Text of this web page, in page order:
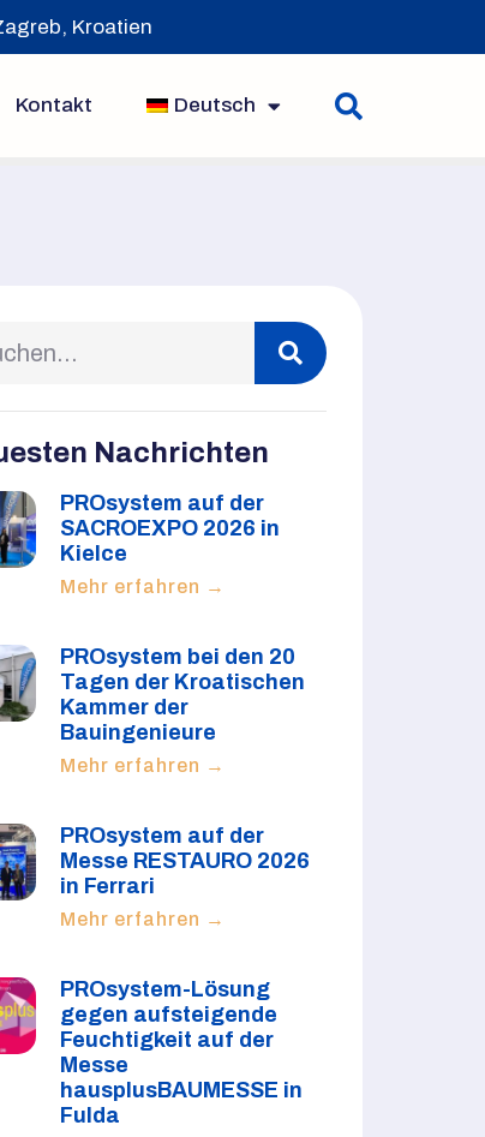
Kroatien
Kontakt Deutsch
Nachrichten
PROsystem auf der
SACROEXPO 2026 in
Kielce
Mehr erfahren →
PROsystem bei den 20
Tagen der Kroatischen
Kammer der
Bauingenieure
Mehr erfahren →
PROsystem auf der
Messe RESTAURO 2026
in Ferrari
Mehr erfahren →
PROsystem-Lösung
gegen aufsteigende
Feuchtigkeit auf der
Messe
hausplusBAUMESSE in
Fulda